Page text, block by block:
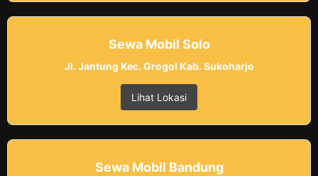
Sewa Mobil Solo
Jl. Jantung Kec. Grogol Kab. Sukoharjo
Lihat Lokasi
Sewa Mobil Bandung